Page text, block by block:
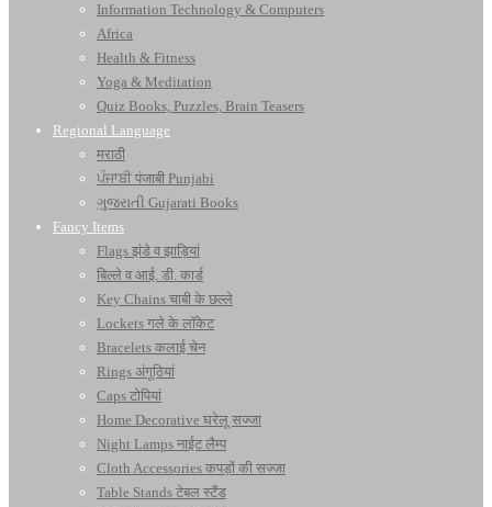
Information Technology & Computers
Africa
Health & Fitness
Yoga & Meditation
Quiz Books, Puzzles, Brain Teasers
Regional Language
मराठी
ਪੰਜਾਬੀ पंजाबी Punjabi
ગુજરાતી Gujarati Books
Fancy Items
Flags झंडे व झाड़ियां
बिल्ले व आई. डी. कार्ड
Key Chains चाबी के छल्ले
Lockets गले के लॉकेट
Bracelets कलाई चेन
Rings अंगूठियां
Caps टोपियां
Home Decorative घरेलू सज्जा
Night Lamps नाईट लैम्प
Cloth Accessories कपड़ों की सज्जा
Table Stands टेबल स्टैंड